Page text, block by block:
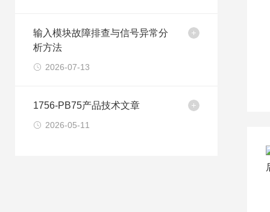
输入模块故障排查与信号异常分
析方法
2026-07-13
1756-PB75产品技术文章
2026-05-11